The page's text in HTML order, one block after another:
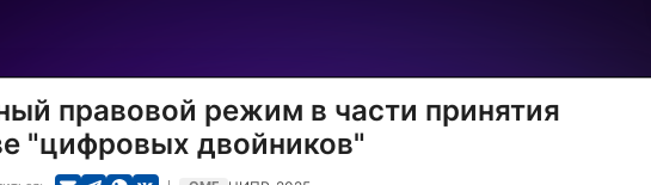
правовой режим в части принятия
"цифровых двойников"